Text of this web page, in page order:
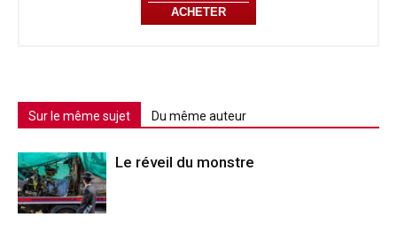
ACHETER
Sur le même sujet Du même auteur
Le réveil du monstre